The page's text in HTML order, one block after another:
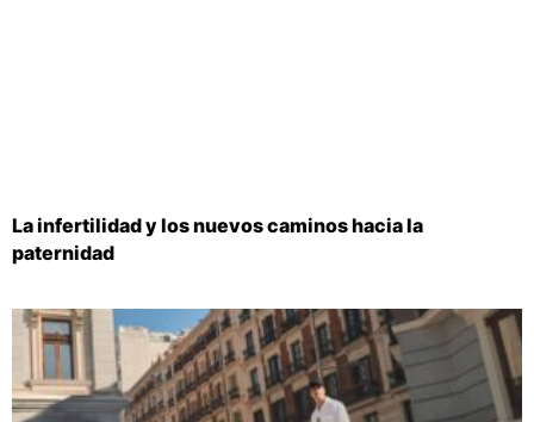
La infertilidad y los nuevos caminos hacia la
paternidad